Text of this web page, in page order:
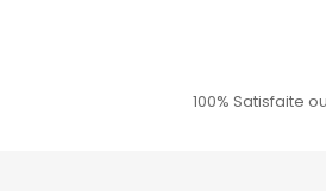
100% Satisfaite